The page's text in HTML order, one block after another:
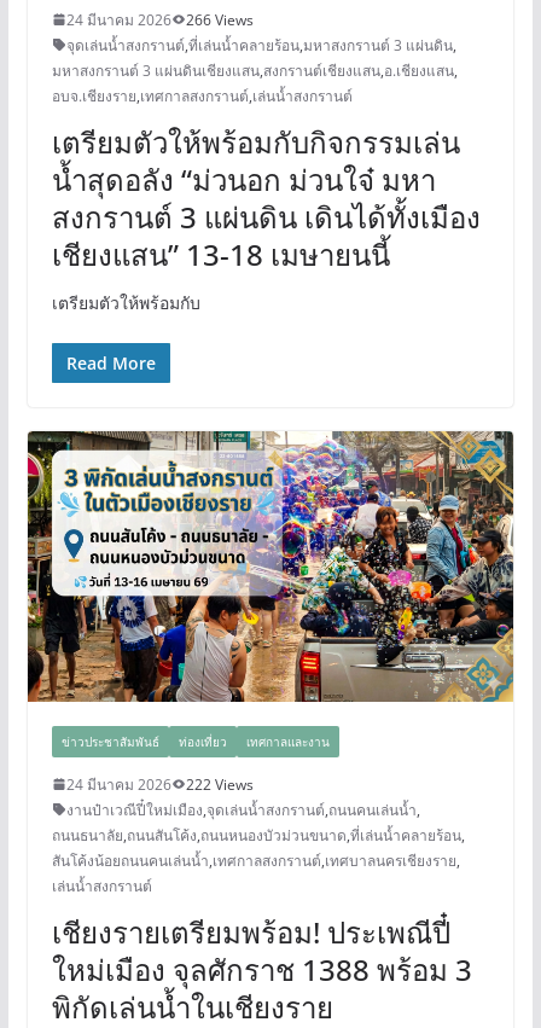
24 มีนาคม 2026
266 Views
จุดเล่นน้ำสงกรานต์,ที่เล่นน้ำคลายร้อน,มหาสงกรานต์ 3 แผ่นดิน,
มหาสงกรานต์ 3 แผ่นดินเชียงแสน,สงกรานต์เชียงแสน,อ.เชียงแสน,
อบจ.เชียงราย,เทศกาลสงกรานต์,เล่นน้ำสงกรานต์
เตรียมตัวให้พร้อมกับกิจกรรมเล่น
น้ำสุดอลัง “ม่วนอก ม่วนใจ๋ มหา
สงกรานต์ 3 แผ่นดิน เดินได้ทั้งเมือง
เชียงแสน” 13-18 เมษายนนี้
เตรียมตัวให้พร้อมกับ
Read More
ข่าวประชาสัมพันธ์ ท่องเที่ยว เทศกาลและงาน
24 มีนาคม 2026
222 Views
งานป๋าเวณีปี๋ใหม่เมือง,จุดเล่นน้ำสงกรานต์,ถนนคนเล่นน้ำ,
ถนนธนาลัย,ถนนสันโค้ง,ถนนหนองบัวม่วนขนาด,ที่เล่นน้ำคลายร้อน,
สันโค้งน้อยถนนคนเล่นน้ำ,เทศกาลสงกรานต์,เทศบาลนครเชียงราย,
เล่นน้ำสงกรานต์
เชียงรายเตรียมพร้อม! ประเพณีปี๋
ใหม่เมือง จุลศักราช 1388 พร้อม 3
พิกัดเล่นน้ำในเชียงราย